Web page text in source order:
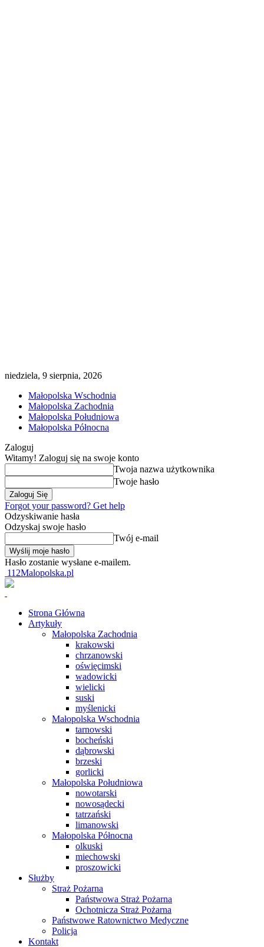
niedziela, 9 sierpnia, 2026
Małopolska Wschodnia
Małopolska Zachodnia
Małopolska Południowa
Małopolska Północna
Zaloguj
Witamy! Zaloguj się na swoje konto
Twoja nazwa użytkownika
Twoje hasło
Forgot your password? Get help
Odzyskiwanie hasła
Odzyskaj swoje hasło
Twój e-mail
Hasło zostanie wysłane e-mailem.
112Malopolska.pl
Strona Główna
Artykuły
Małopolska Zachodnia
krakowski
chrzanowski
oświęcimski
wadowicki
wielicki
suski
myślenicki
Małopolska Wschodnia
tarnowski
bocheński
dąbrowski
brzeski
gorlicki
Małopolska Południowa
nowotarski
nowosądecki
tatrzański
limanowski
Małopolska Północna
olkuski
miechowski
proszowicki
Służby
Straż Pożarna
Państwowa Straż Pożarna
Ochotnicza Straż Pożarna
Państwowe Ratownictwo Medyczne
Policja
Kontakt